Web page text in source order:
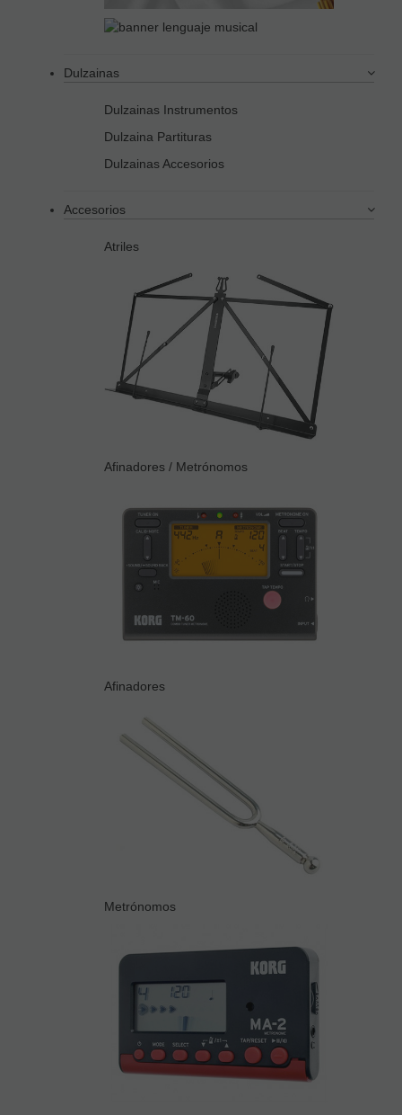
Dulzainas
Dulzainas Instrumentos
Dulzaina Partituras
Dulzainas Accesorios
Accesorios
Atriles
Afinadores / Metrónomos
Afinadores
Metrónomos